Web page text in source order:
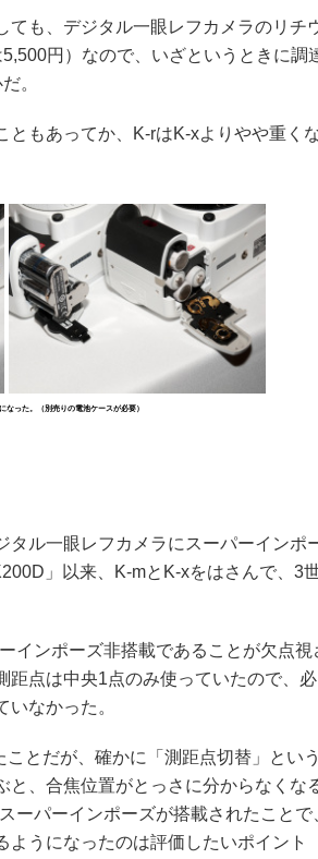
も、デジタル一眼レフカメラのリチ
円）なので、いざというときに調
。
もあってか、K-rはK-xよりやや重く
なった。（別売りの電池ケースが必要）
ル一眼レフカメラにスーパーインポ
」以来、K-mとK-xをはさんで、3
インポーズ非搭載であることが欠点視
距点は中央1点のみ使っていたので、必
なかった。
とだが、確かに「測距点切替」という
、合焦位置がとっさに分からなくな
ーパーインポーズが搭載されたことで
うになったのは評価したいポイント